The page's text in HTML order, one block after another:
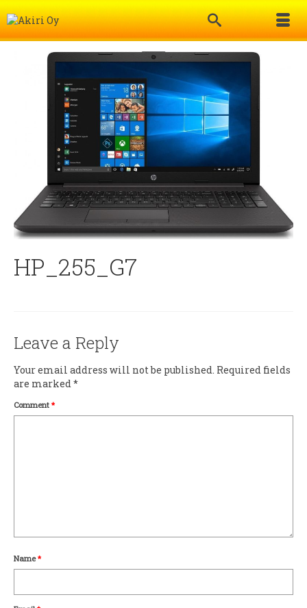
HP_255_G7
Leave a Reply
Your email address will not be published. Required fields
are marked*
Comment *
Name*